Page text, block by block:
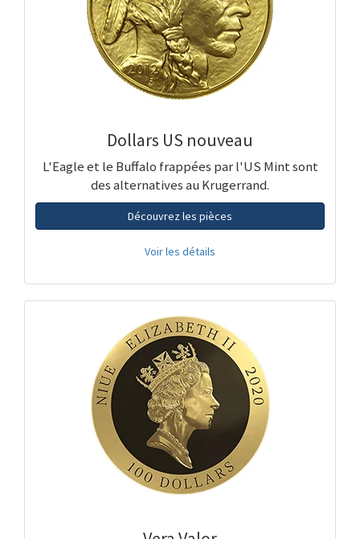
Dollars US nouveau
L'Eagle et le Buffalo frappées par l'US Mint sont
des alternatives au Krugerrand.
Découvrez les pièces
Voir les détails